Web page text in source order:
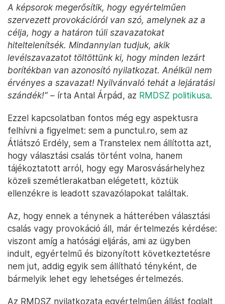
A képsorok megerősítik, hogy egyértelműen
szervezett provokációról van szó, amelynek az a
célja, hogy a határon túli szavazatokat
hiteltelenítsék. Mindannyian tudjuk, akik
levélszavazatot töltöttünk ki, hogy minden lezárt
borítékban van azonosító nyilatkozat. Anélkül nem
érvényes a szavazat! Nyilvánvaló tehát a lejáratási
szándék!” – írta Antal Árpád, az RMDSZ politikusa.
Ezzel kapcsolatban fontos még egy aspektusra
felhívni a figyelmet: sem a punctul.ro, sem az
Átlátszó Erdély, sem a Transtelex nem állította azt,
hogy választási csalás történt volna, hanem
tájékoztatott arról, hogy egy Marosvásárhelyhez
közeli szemétlerakatban elégetett, köztük
ellenzékre is leadott szavazólapokat találtak.
Az, hogy ennek a ténynek a hátterében választási
csalás vagy provokáció áll, már értelmezés kérdése:
viszont amíg a hatósági eljárás, ami az ügyben
indult, egyértelmű és bizonyított következtetésre
nem jut, addig egyik sem állítható tényként, de
bármelyik lehet egy lehetséges értelmezés.
Az RMDSZ nyilatkozata egyértelműen állást foglalt